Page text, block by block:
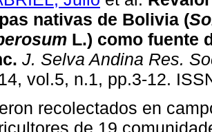
nativas de Bolivia (
L.) como fuente
. J. Selva Andina Res.
vol.5, n.1, pp.3-12.
recolectados en
de 19